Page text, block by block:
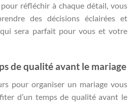
réfléchir à chaque détail, vous
des décisions éclairées et
qui sera parfait pour vous et votre
de qualité avant le mariage
pour organiser un mariage vous
d’un temps de qualité avant le